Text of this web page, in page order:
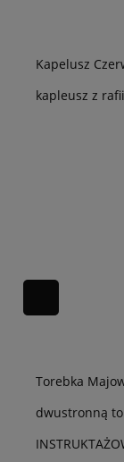
Kapelusz
kapleusz z rafii
Torebka
dwustronną